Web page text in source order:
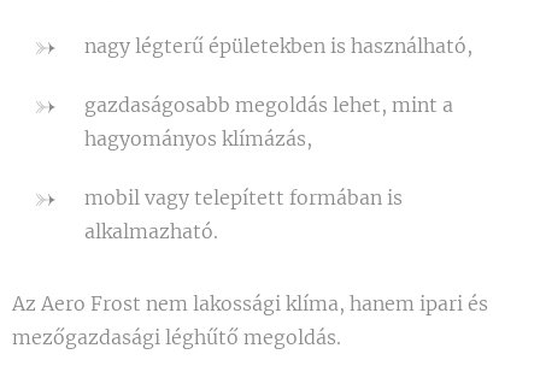
nagy légterű épületekben is használható,
gazdaságosabb megoldás lehet, mint a
hagyományos klímázás,
mobil vagy telepített formában is
alkalmazható.
Az Aero Frost nem lakossági klíma, hanem ipari és
mezőgazdasági léghűtő megoldás.